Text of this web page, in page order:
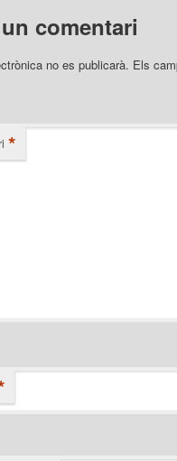
comentari
no es publicarà. Els
*